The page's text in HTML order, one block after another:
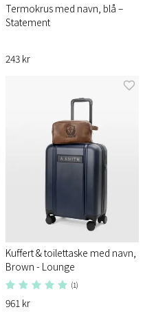
Termokrus med navn, blå –
Statement
243 kr
Kuffert & toilettaske med navn,
Brown - Lounge
(1)
961 kr